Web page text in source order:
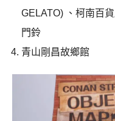
GELATO) 、柯南百
門鈴
青山剛昌故鄉館